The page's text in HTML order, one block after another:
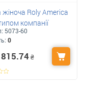
жіноча Roly America
компанії
5073-60
0
815.74₴